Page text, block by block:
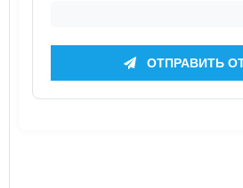
ОТПРАВИТЬ